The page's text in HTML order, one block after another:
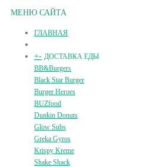
МЕНЮ САЙТА
ГЛАВНАЯ
+- ДОСТАВКА ЕДЫ
BB&Burgers
Black Star Burger
Burger Heroes
BUZfood
Dunkin Donuts
Glow Subs
Greka Gyros
Krispy Kreme
Shake Shack